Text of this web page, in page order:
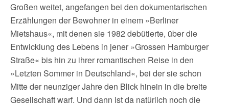
Großen weitet, angefangen bei den dokumentarischen
Erzählungen der Bewohner in einem »Berliner
Mietshaus«, mit denen sie 1982 debütierte, über die
Entwicklung des Lebens in jener »Grossen Hamburger
Straße« bis hin zu ihrer romantischen Reise in den
»Letzten Sommer in Deutschland«, bei der sie schon
Mitte der neunziger Jahre den Blick hinein in die breite
Gesellschaft warf. Und dann ist da natürlich noch die